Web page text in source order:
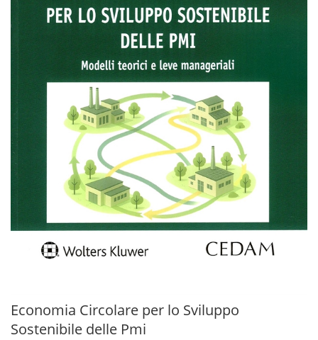
Economia Circolare per lo Sviluppo
Sostenibile delle Pmi